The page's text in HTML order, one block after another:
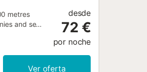
metres
and sea
desde
72 €
por noche
Ver oferta